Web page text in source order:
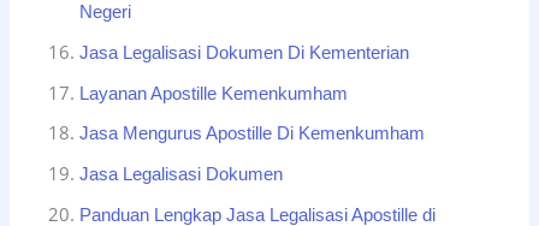
Negeri
Jasa Legalisasi Dokumen Di Kementerian
Layanan Apostille Kemenkumham
Jasa Mengurus Apostille Di Kemenkumham
Jasa Legalisasi Dokumen
Panduan Lengkap Jasa Legalisasi Apostille di